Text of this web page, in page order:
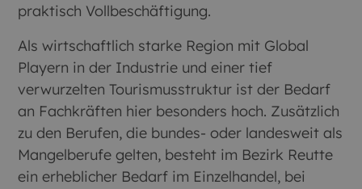
praktisch Vollbeschäftigung.
Als wirtschaftlich starke Region mit Global
Playern in der Industrie und einer tief
verwurzelten Tourismusstruktur ist der Bedarf
an Fachkräften hier besonders hoch. Zusätzlich
zu den Berufen, die bundes- oder landesweit als
Mangelberufe gelten, besteht im Bezirk Reutte
ein erheblicher Bedarf im Einzelhandel, bei